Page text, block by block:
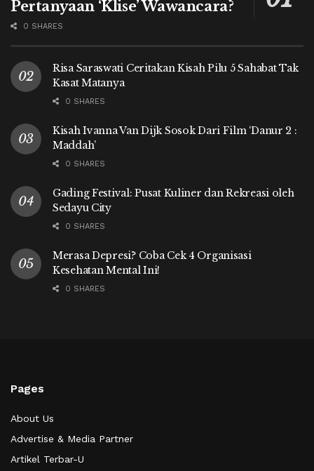
Pertanyaan ‘Klise’ Wawancara?
0 SHARES
Risa Saraswati Ceritakan Kisah Pilu 5 Sahabat Tak
Kasat Matanya
0 SHARES
Kisah Ivanna Van Dijk Sosok Dari Film ‘Danur 2 :
Maddah’
0 SHARES
Gading Festival: Pusat Kuliner dan Rekreasi oleh
Sedayu City
0 SHARES
Merasa Depresi? Coba Cek 4 Organisasi
Kesehatan Mental Ini!
0 SHARES
Pages
About Us
Advertise & Media Partner
Artikel Terbar-U